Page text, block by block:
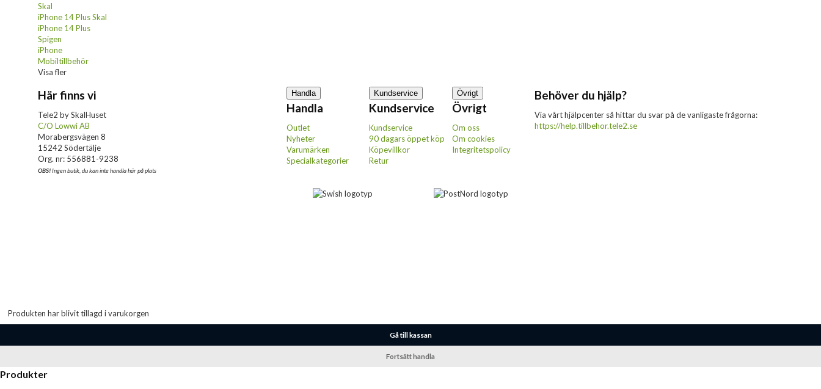
Skal
iPhone 14 Plus Skal
iPhone 14 Plus
Spigen
iPhone
Mobiltillbehör
Visa fler
Här finns vi
Tele2 by SkalHuset
C/O Lowwi AB
Morabergsvägen 8
15242 Södertälje
Org. nr: 556881-9238
OBS!Ingen butik, du kan inte handla här på plats
Handla
Handla
Outlet
Nyheter
Varumärken
Specialkategorier
Kundservice
Kundservice
Kundservice
90 dagars öppet köp
Köpevillkor
Retur
Övrigt
Övrigt
Om oss
Om cookies
Integritetspolicy
Behöver du hjälp?
Via vårt hjälpcenter så hittar du svar på de vanligaste frågorna:
https://help.tillbehor.tele2.se
Produkten har blivit tillagd i varukorgen
Gå till kassan
Fortsätt handla
Produkter